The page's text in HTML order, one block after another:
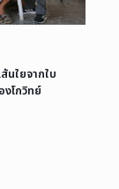
นใยจากใบ
โกวิทย์